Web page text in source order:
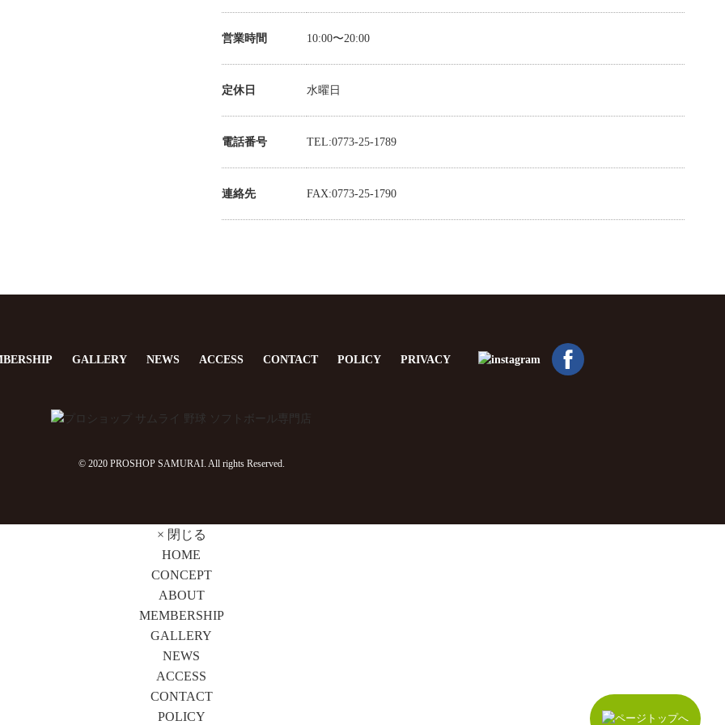
営業時間 10:00〜20:00
定休日 水曜日
電話番号 TEL:0773-25-1789
連絡先 FAX:0773-25-1790
GALLERY NEWS ACCESS CONTACT POLICY PRIVACY
© 2020 PROSHOP SAMURAI. All rights Reserved.
× 閉じる
HOME
CONCEPT
ABOUT
MEMBERSHIP
GALLERY
NEWS
ACCESS
CONTACT
POLICY